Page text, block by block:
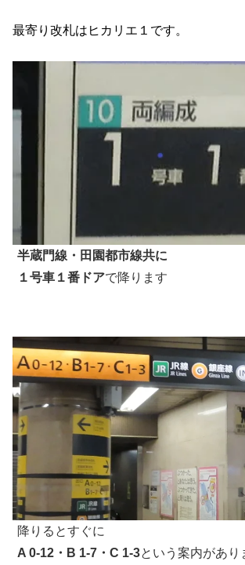
最寄り改札はヒカリエ１です。
半蔵門線・田園都市線共に
１号車１番ドアで降ります
降りるとすぐに
A 0-12・B 1-7・C 1-3という案内があり